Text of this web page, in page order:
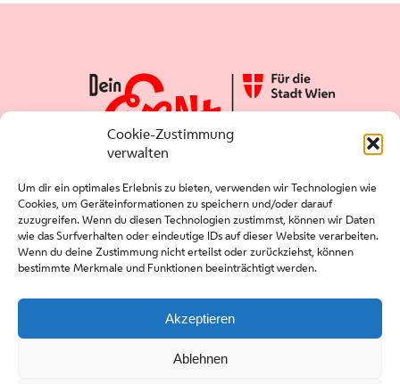
Cookie-Zustimmung
verwalten
Um dir ein optimales Erlebnis zu bieten, verwenden wir Technologien wie
Cookies, um Geräteinformationen zu speichern und/oder darauf
zuzugreifen. Wenn du diesen Technologien zustimmst, können wir Daten
wie das Surfverhalten oder eindeutige IDs auf dieser Website verarbeiten.
Wenn du deine Zustimmung nicht erteilst oder zurückziehst, können
bestimmte Merkmale und Funktionen beeinträchtigt werden.
Akzeptieren
Ablehnen
Downloads